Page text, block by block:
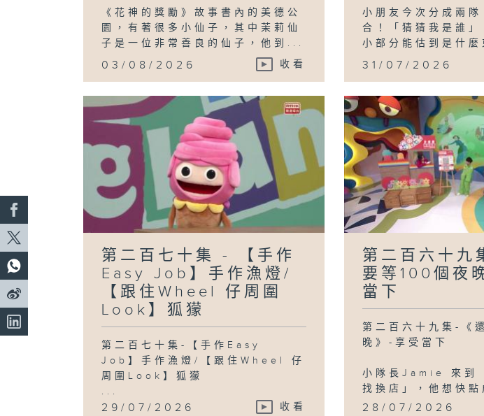
《花神的獎勵》故事書內的美德公
園，有著很多小仙子，其中茉莉仙
子是一位非常善良的仙子，他到...
03/08/2026 收看
小朋友今次分成兩隊
合！「猜猜我是誰」
小部分能估到是什
31/07/2026
第二百七十集 - 【手作
Easy Job】手作漁燈/
【跟住Wheel 仔周圍
Look】狐獴
第二百七十集-【手作Easy
Job】手作漁燈/【跟住Wheel 仔
周圍Look】狐獴
...
29/07/2026 收看
第二百六十九
要等100個夜
當下
第二百六十九集-《
晚》-享受當下
小隊長Jamie 來到
找換店」，他想快
28/07/2026